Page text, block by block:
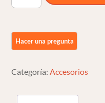
Harley
Softail
Up
Categoría:Accesorios